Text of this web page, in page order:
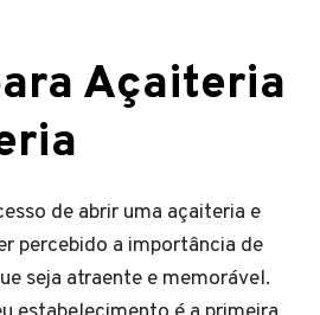
Açaiteria
de abrir uma açaiteria e
percebido a importância de
seja atraente e memorável.